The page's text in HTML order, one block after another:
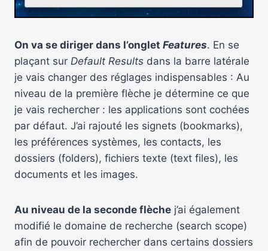
On va se diriger dans l’onglet Features. En se
plaçant sur Default Results dans la barre latérale
je vais changer des réglages indispensables : Au
niveau de la première flèche je détermine ce que
je vais rechercher : les applications sont cochées
par défaut. J’ai rajouté les signets (bookmarks),
les préférences systèmes, les contacts, les
dossiers (folders), fichiers texte (text files), les
documents et les images.
Au niveau de la seconde flèche j’ai également
modifié le domaine de recherche (search scope)
afin de pouvoir rechercher dans certains dossiers